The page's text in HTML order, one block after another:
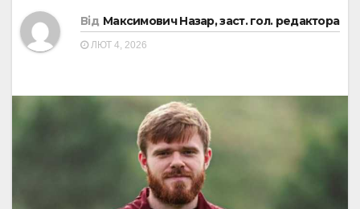
Від Максимович Назар, заст. гол. редактора
ЛЮТ 4, 2026